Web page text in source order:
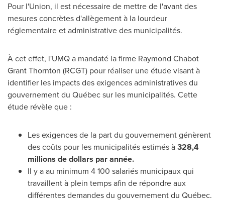
Pour l'Union, il est nécessaire de mettre de l'avant des
mesures concrètes d'allègement à la lourdeur
réglementaire et administrative des municipalités.
À cet effet, l'UMQ a mandaté la firme Raymond Chabot
Grant Thornton (RCGT) pour réaliser une étude visant à
identifier les impacts des exigences administratives du
gouvernement du Québec sur les municipalités. Cette
étude révèle que :
Les exigences de la part du gouvernement génèrent
des coûts pour les municipalités estimés à328,4
millions de dollars par année.
Il y a au minimum 4 100 salariés municipaux qui
travaillent à plein temps afin de répondre aux
différentes demandes du gouvernement du Québec.